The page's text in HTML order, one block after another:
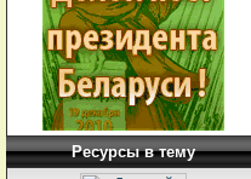
Ресурсы в тему